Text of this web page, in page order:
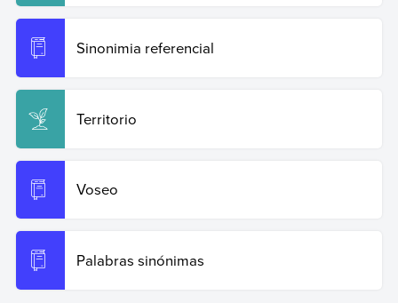
Sinonimia referencial
Territorio
Voseo
Palabras sinónimas